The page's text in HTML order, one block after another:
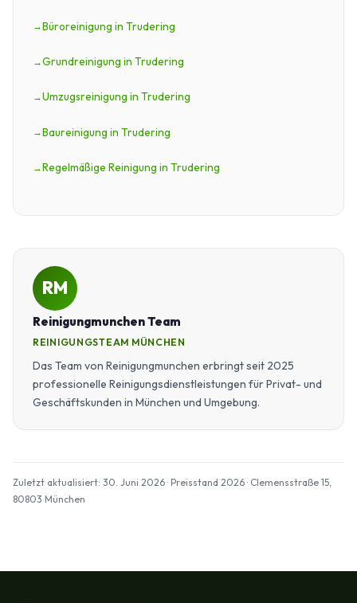
Büroreinigung in Trudering
Grundreinigung in Trudering
Umzugsreinigung in Trudering
Baureinigung in Trudering
Regelmäßige Reinigung in Trudering
RM
Reinigungmunchen Team
REINIGUNGSTEAM MÜNCHEN
Das Team von Reinigungmunchen erbringt seit 2025
professionelle Reinigungsdienstleistungen für Privat- und
Geschäftskunden in München und Umgebung.
Zuletzt aktualisiert: 30. Juni 2026 · Preisstand 2026 · Clemensstraße 15,
80803 München